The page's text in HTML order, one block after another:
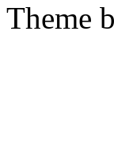
Theme